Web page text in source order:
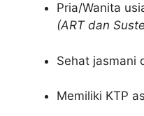
Pria/Wanita
(ART dan
Sehat jasmani
Memiliki KTP